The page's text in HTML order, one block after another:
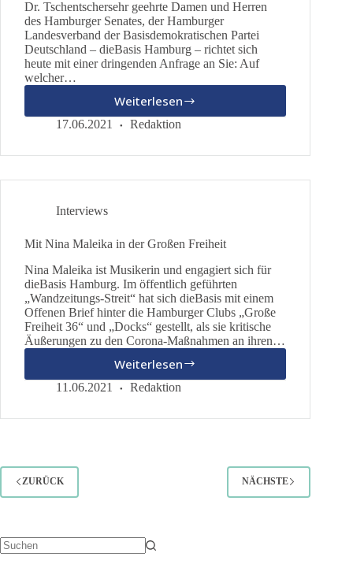
Maßnahmen
auf
Dr. Tschentschersehr geehrte Damen und Herren
des Hamburger Senates, der Hamburger
Landesverband der Basisdemokratischen Partei
Deutschland – dieBasis Hamburg – richtet sich
heute mit einer dringenden Anfrage an Sie: Auf
welcher…
WeiterlesenInzidenzzahl
um
15?
Maßnahmen
17.06.2021 Redaktion
Interviews
Mit Nina Maleika in der Großen Freiheit
Nina Maleika ist Musikerin und engagiert sich für
dieBasis Hamburg. Im öffentlich geführten
„Wandzeitungs-Streit“ hat sich dieBasis mit einem
Offenen Brief hinter die Hamburger Clubs „Große
Freiheit 36“ und „Docks“ gestellt, als sie kritische
Äußerungen zu den Corona-Maßnahmen an ihren…
Weiterlesen
Mit
Nina
in
11.06.2021 Redaktion
ZURÜCK NÄCHSTE